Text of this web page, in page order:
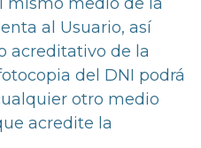
al Usuario, así
acreditativo de la
del DNI podrá
otro medio
acredite la